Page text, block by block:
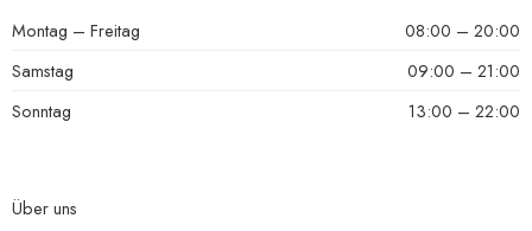
Montag – Freitag
08:00 – 20:00
Samstag
09:00 – 21:00
Sonntag
13:00 – 22:00
Über uns